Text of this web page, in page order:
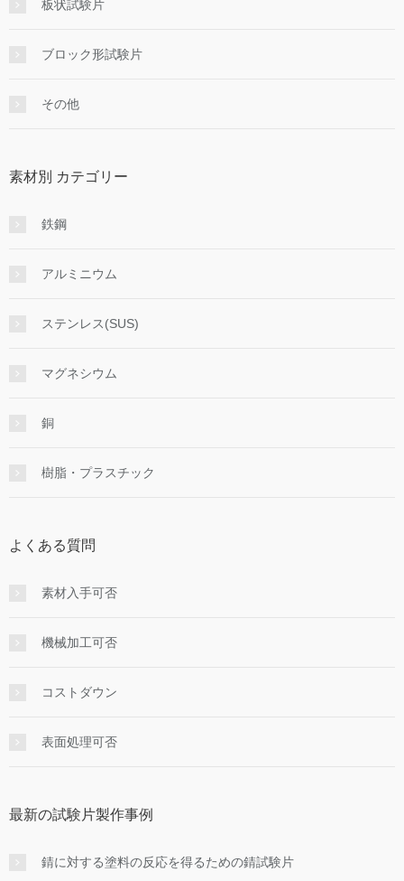
板状試験片
ブロック形試験片
その他
素材別 カテゴリー
鉄鋼
アルミニウム
ステンレス(SUS)
マグネシウム
銅
樹脂・プラスチック
よくある質問
素材入手可否
機械加工可否
コストダウン
表面処理可否
最新の試験片製作事例
錆に対する塗料の反応を得るための錆試験片